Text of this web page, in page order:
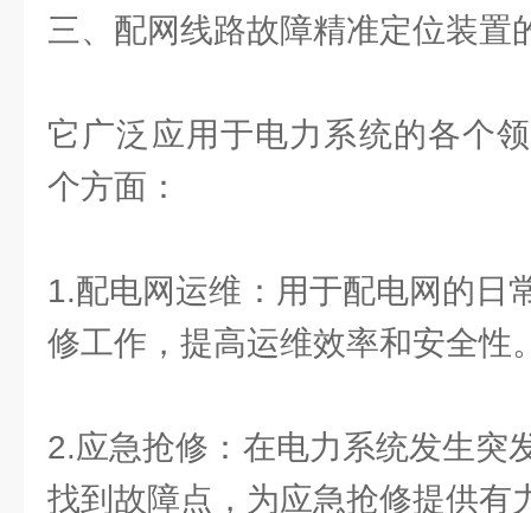
三、配网线路故障精准定位装置
它广泛应用于电力系统的各个
个方面：
1.配电网运维：用于配电网的日
修工作，提高运维效率和安全性
2.应急抢修：在电力系统发生突
找到故障点，为应急抢修提供有